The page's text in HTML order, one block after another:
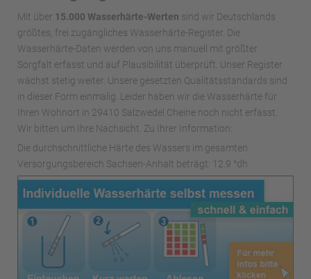
Mit über 15.000 Wasserhärte-Werten sind wir Deutschlands
größtes, frei zugängliches Wasserhärte-Register. Die
Wasserhärte-Daten werden von uns manuell mit größter
Sorgfalt erfasst und auf Plausibilität überprüft. Unser Register
wächst stetig weiter. Unsere gesetzten Qualitätsstandards sind
in dieser Form einmalig. Leider haben wir die Wasserhärte für
Ihren Wohnort in 29410 Salzwedel Cheine noch nicht erfasst.
Wir bitten um Ihre Nachsicht. Zu Ihrer Information:
Die durchschnittliche Härte des Wassers im gesamten
Versorgungsbereich Sachsen-Anhalt beträgt: 12.9 °dh